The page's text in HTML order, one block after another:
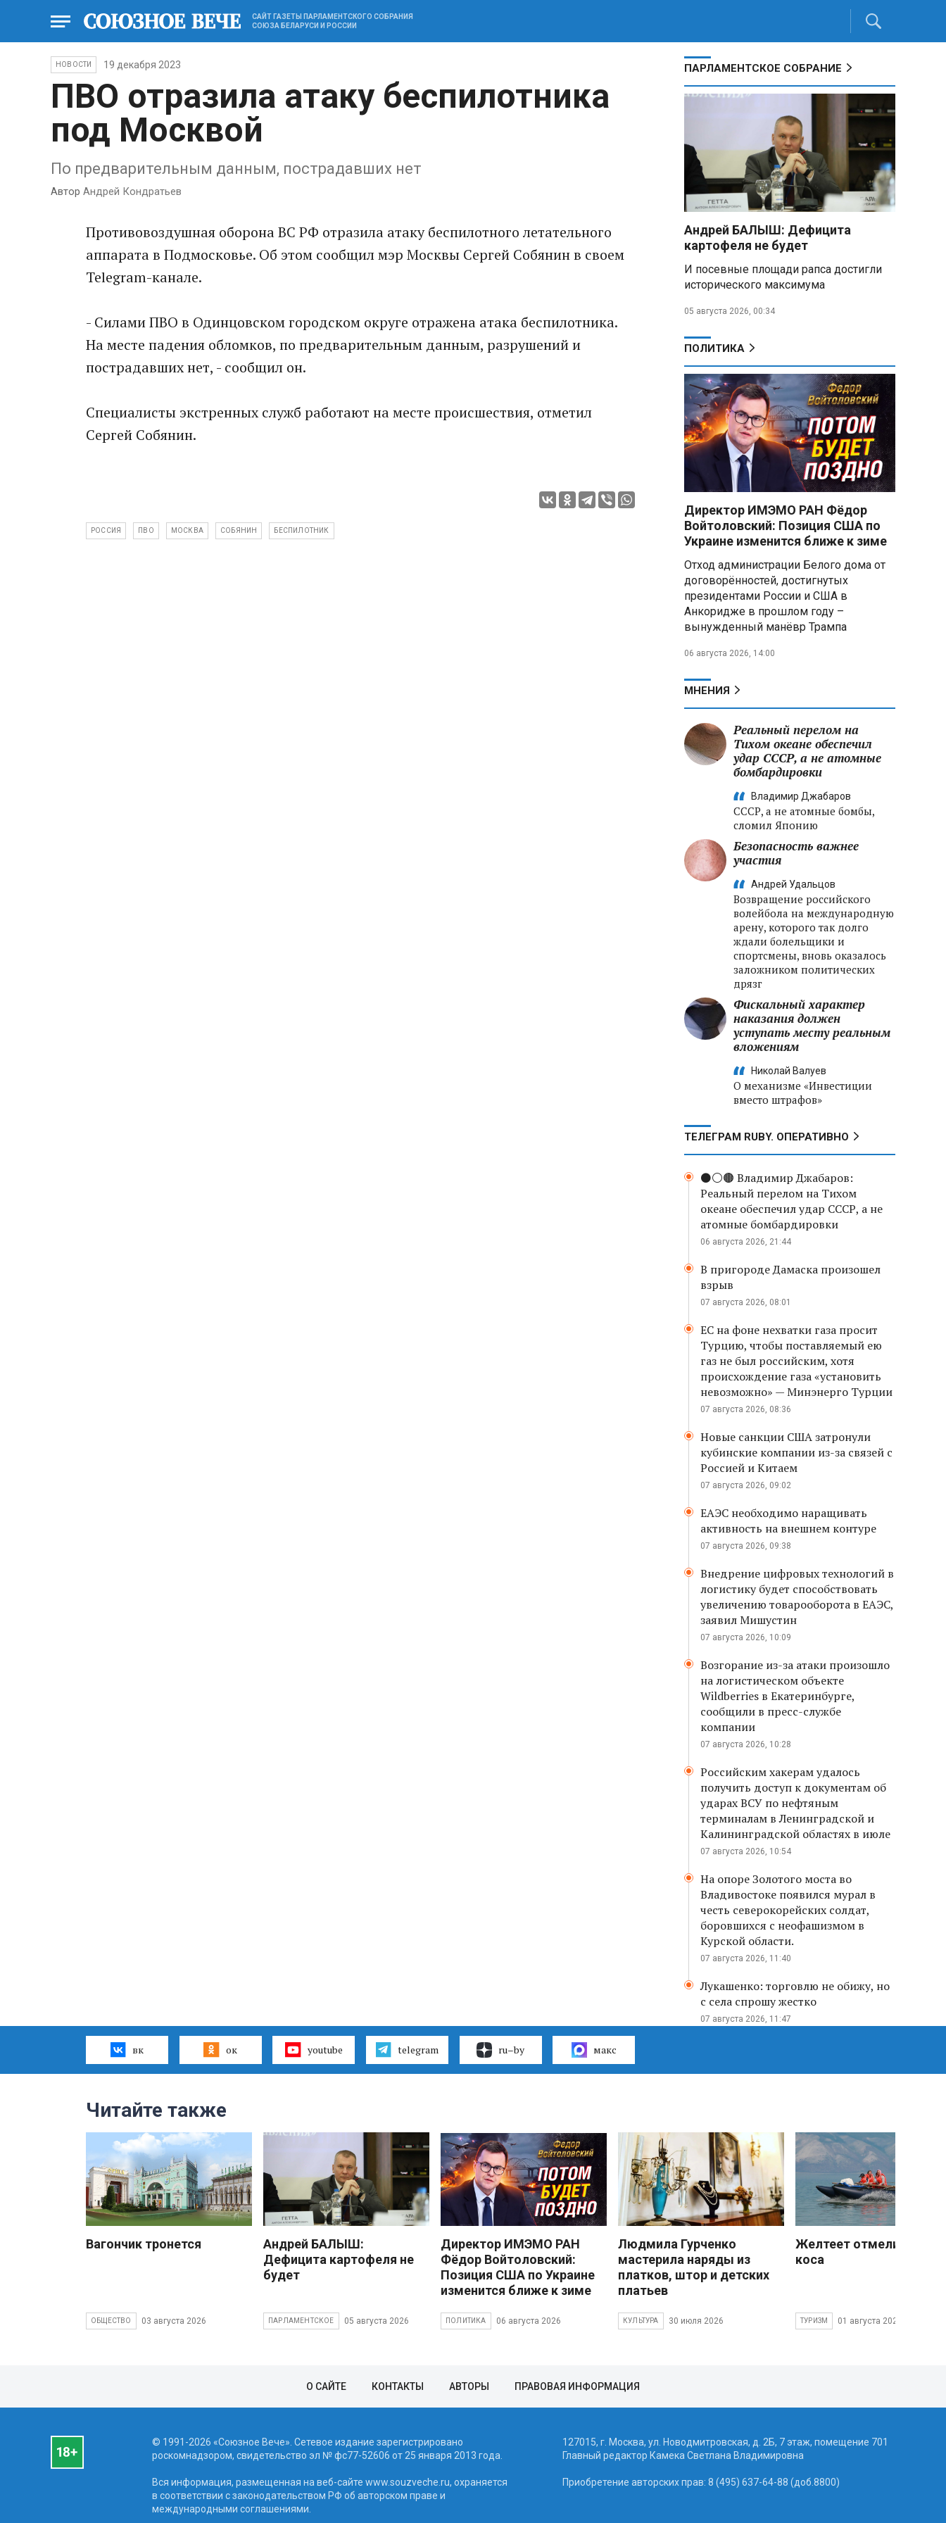
САЙТ ГАЗЕТЫ ПАРЛАМЕНТСКОГО СОБРАНИЯ
СОЮЗА БЕЛАРУСИ И РОССИИ
НОВОСТИ 19 декабря 2023
ПВО отразила атаку беспилотника
под Москвой
По предварительным данным, пострадавших нет
Автор Андрей Кондратьев
Противовоздушная оборона ВС РФ отразила атаку беспилотного летательного
аппарата в Подмосковье. Об этом сообщил мэр Москвы Сергей Собянин в своем
Telegram-канале.
- Силами ПВО в Одинцовском городском округе отражена атака беспилотника.
На месте падения обломков, по предварительным данным, разрушений и
пострадавших нет, - сообщил он.
Специалисты экстренных служб работают на месте происшествия, отметил
Сергей Собянин.
РОССИЯ ПВО МОСКВА СОБЯНИН БЕСПИЛОТНИК
ПАРЛАМЕНТСКОЕ СОБРАНИЕ
Андрей БАЛЫШ: Дефицита
картофеля не будет
И посевные площади рапса достигли
исторического максимума
05 августа 2026, 00:34
ПОЛИТИКА
Директор ИМЭМО РАН Фёдор
Войтоловский: Позиция США по
Украине изменится ближе к зиме
Отход администрации Белого дома от
договорённостей, достигнутых
президентами России и США в
Анкоридже в прошлом году –
вынужденный манёвр Трампа
06 августа 2026, 14:00
МНЕНИЯ
Реальный перелом на
Тихом океане обеспечил
удар СССР, а не атомные
бомбардировки
Владимир Джабаров
СССР, а не атомные бомбы,
сломил Японию
Безопасность важнее
участия
Андрей Удальцов
Возвращение российского
волейбола на международную
арену, которого так долго
ждали болельщики и
спортсмены, вновь оказалось
заложником политических
дрязг
Фискальный характер
наказания должен
уступать месту реальным
вложениям
Николай Валуев
О механизме «Инвестиции
вместо штрафов»
ТЕЛЕГРАМ RUBY. ОПЕРАТИВНО
⚫️⚪️🟤 Владимир Джабаров:
Реальный перелом на Тихом
океане обеспечил удар СССР, а не
атомные бомбардировки
06 августа 2026, 21:44
В пригороде Дамаска произошел
взрыв
07 августа 2026, 08:01
ЕС на фоне нехватки газа просит
Турцию, чтобы поставляемый ею
газ не был российским, хотя
происхождение газа «установить
невозможно» — Минэнерго Турции
07 августа 2026, 08:36
Новые санкции США затронули
кубинские компании из-за связей с
Россией и Китаем
07 августа 2026, 09:02
ЕАЭС необходимо наращивать
активность на внешнем контуре
07 августа 2026, 09:38
Внедрение цифровых технологий в
логистику будет способствовать
увеличению товарооборота в ЕАЭС,
заявил Мишустин
07 августа 2026, 10:09
Возгорание из-за атаки произошло
на логистическом объекте
Wildberries в Екатеринбурге,
сообщили в пресс-службе
компании
07 августа 2026, 10:28
Российским хакерам удалось
получить доступ к документам об
ударах ВСУ по нефтяным
терминалам в Ленинградской и
Калининградской областях в июле
07 августа 2026, 10:54
На опоре Золотого моста во
Владивостоке появился мурал в
честь северокорейских солдат,
боровшихся с неофашизмом в
Курской области.
07 августа 2026, 11:40
Лукашенко: торговлю не обижу, но
с села спрошу жестко
07 августа 2026, 11:47
вк ок youtube telegram ru–by макс
Читайте также
Вагончик тронется
ОБЩЕСТВО 03 августа 2026
Андрей БАЛЫШ:
Дефицита картофеля не
будет
ПАРЛАМЕНТСКОЕ 05 августа 2026
Директор ИМЭМО РАН
Фёдор Войтоловский:
Позиция США по Украине
изменится ближе к зиме
ПОЛИТИКА 06 августа 2026
Людмила Гурченко
мастерила наряды из
платков, штор и детских
платьев
КУЛЬТУРА 30 июля 2026
Желтеет отмели
коса
ТУРИЗМ 01 августа 2026
О САЙТЕ КОНТАКТЫ АВТОРЫ ПРАВОВАЯ ИНФОРМАЦИЯ
© 1991-2026 «Союзное Вече». Сетевое издание зарегистрировано
роскомнадзором, свидетельство эл № фc77-52606 от 25 января 2013 года.
Вся информация, размещенная на веб-сайте www.souzveche.ru, охраняется
в соответствии с законодательством РФ об авторском праве и
международными соглашениями.
127015, г. Москва, ул. Новодмитровская, д. 2Б, 7 этаж, помещение 701
Главный редактор Камека Светлана Владимировна
Приобретение авторских прав: 8 (495) 637-64-88 (доб.8800)